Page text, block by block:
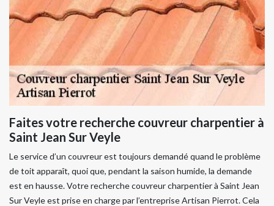
Faites votre recherche couvreur charpentier à
Saint Jean Sur Veyle
Le service d’un couvreur est toujours demandé quand le problème
de toit apparaît, quoi que, pendant la saison humide, la demande
est en hausse. Votre recherche couvreur charpentier à Saint Jean
Sur Veyle est prise en charge par l’entreprise Artisan Pierrot. Cela